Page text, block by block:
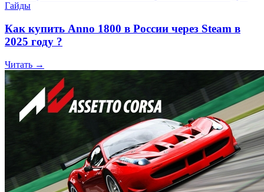
Гайды
Как купить Anno 1800 в России через Steam в
2025 году ?
Читать →